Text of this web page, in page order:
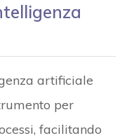
artificiale
per
facilitando